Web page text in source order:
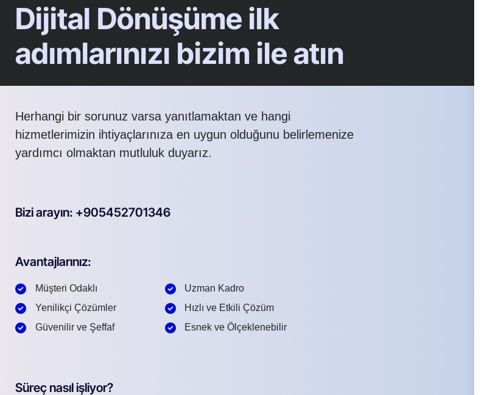
Dijital Dönüşüme ilk
adımlarınızı bizim ile atın
Herhangi bir sorunuz varsa yanıtlamaktan ve hangi
hizmetlerimizin ihtiyaçlarınıza en uygun olduğunu belirlemenize
yardımcı olmaktan mutluluk duyarız.
Bizi arayın: +905452701346
Avantajlarınız:
Müşteri Odaklı
Yenilikçi Çözümler
Güvenilir ve Şeffaf
Uzman Kadro
Hızlı ve Etkili Çözüm
Esnek ve Ölçeklenebilir
Süreç nasıl işliyor?